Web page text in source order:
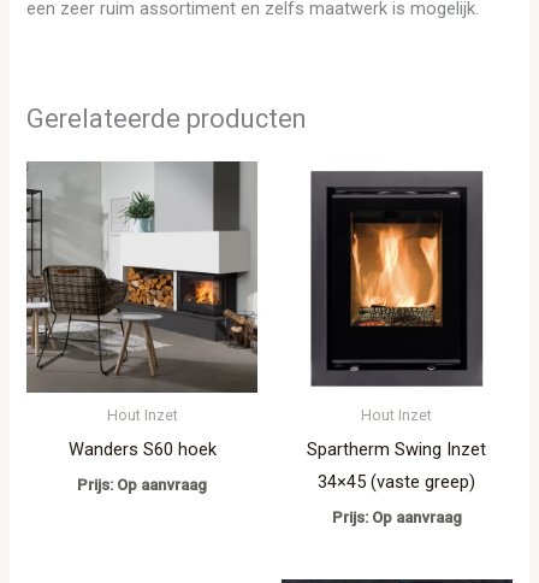
een zeer ruim assortiment en zelfs maatwerk is mogelijk.
Gerelateerde producten
Hout Inzet
Wanders S60 hoek
Prijs: Op aanvraag
Hout Inzet
Spartherm Swing Inzet
34×45 (vaste greep)
Prijs: Op aanvraag